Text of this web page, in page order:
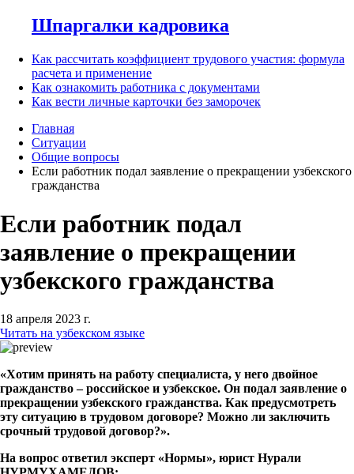
Шпаргалки кадровика
Как рассчитать коэффициент трудового участия: формула
расчета и применение
Как ознакомить работника с документами
Как вести личные карточки без заморочек
Главная
Ситуации
Общие вопросы
Если работник подал заявление о прекращении узбекского
гражданства
Если работник подал
заявление о прекращении
узбекского гражданства
18 апреля 2023 г.
Читать на узбекском языке
«Хотим принять на работу специалиста, у него двойное
гражданство – российское и узбекское. Он подал заявление о
прекращении узбекского гражданства. Как предусмотреть
эту ситуацию в трудовом договоре? Можно ли заключить
срочный трудовой договор?».
На вопрос ответил эксперт «Нормы», юрист Нурали